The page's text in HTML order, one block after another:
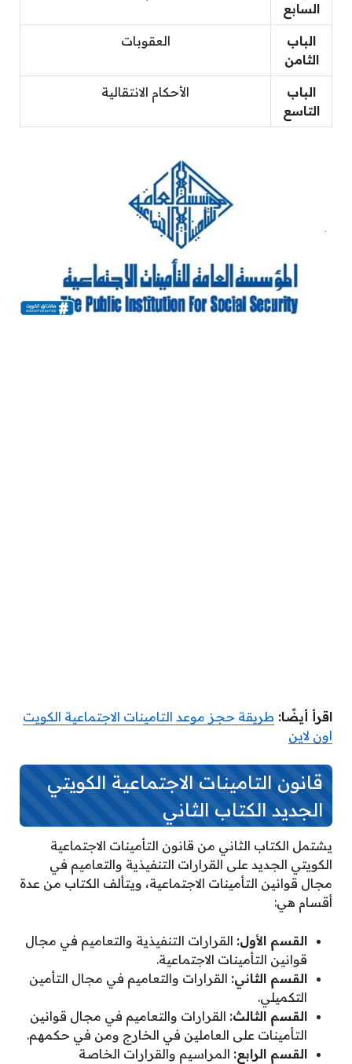
السابع
الباب
الثامن
العقوبات
الباب
التاسع
الأحكام الانتقالية
اقرأ أيضًا: طريقة حجز موعد التامينات الاجتماعية الكويت
اون لاين
قانون التامينات الاجتماعية الكويتي
الجديد الكتاب الثاني
يشتمل الكتاب الثاني من قانون التأمينات الاجتماعية
الكويتي الجديد على القرارات التنفيذية والتعاميم في
مجال قوانين التأمينات الاجتماعية، ويتألف الكتاب من عدة
أقسام هي:
القسم الأول: القرارات التنفيذية والتعاميم في مجال
قوانين التأمينات الاجتماعية.
القسم الثاني: القرارات والتعاميم في مجال التأمين
التكميلي.
القسم الثالث: القرارات والتعاميم في مجال قوانين
التأمينات على العاملين في الخارج ومن في حكمهم.
القسم الرابع: المراسيم والقرارات الخاصة